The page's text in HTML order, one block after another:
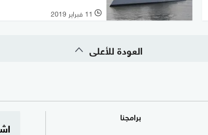
l 11 فبراير 2019
العودة للأعلى
برامجنا